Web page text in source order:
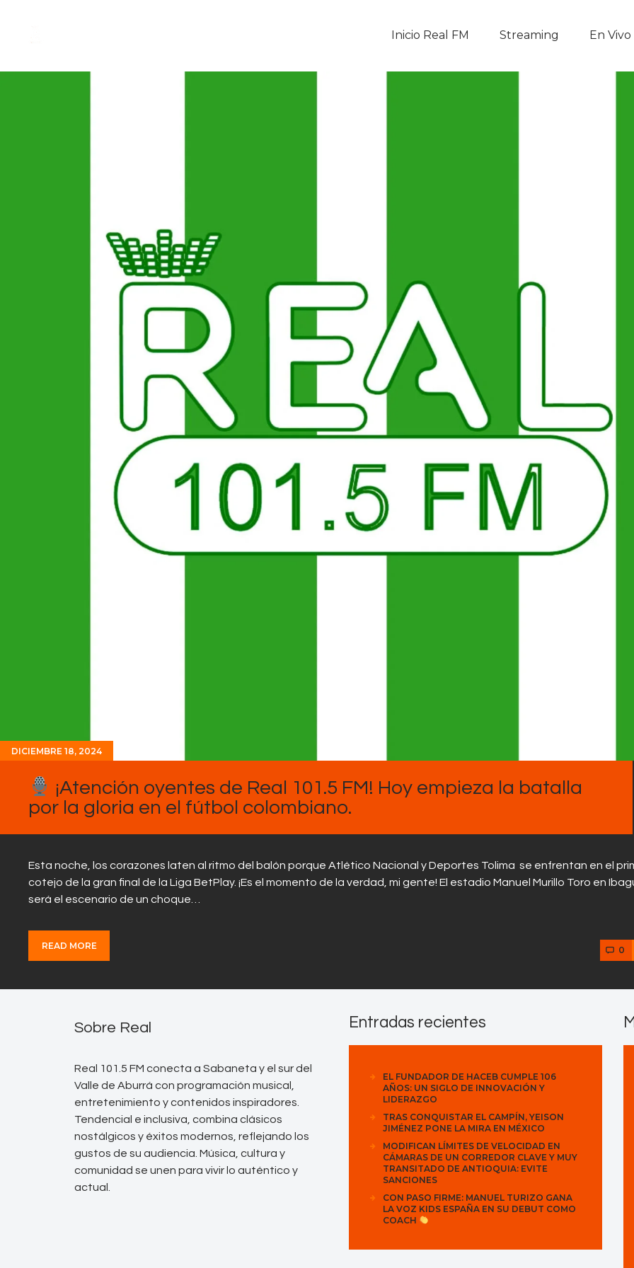
Inicio Real FM Streaming En Vivo
Sobre Nosotros
Contactos
DICIEMBRE 18, 2024
¡Atención oyentes de Real 101.5 FM! Hoy empieza la batalla
por la gloria en el fútbol colombiano.
Esta noche, los corazones laten al ritmo del balón porque Atlético Nacional y Deportes Tolima se enfrentan en el
cotejo de la gran final de la Liga BetPlay. ¡Es el momento de la verdad, mi gente! El estadio Manuel Murillo Toro en
será el escenario de un choque…
READ MORE 0
Sobre Real
Real 101.5 FM conecta a Sabaneta y el sur del
Valle de Aburrá con programación musical,
entretenimiento y contenidos inspiradores.
Tendencial e inclusiva, combina clásicos
nostálgicos y éxitos modernos, reflejando los
gustos de su audiencia. Música, cultura y
comunidad se unen para vivir lo auténtico y
actual.
Entradas recientes
EL FUNDADOR DE HACEB CUMPLE 106
AÑOS: UN SIGLO DE INNOVACIÓN Y
LIDERAZGO
TRAS CONQUISTAR EL CAMPÍN, YEISON
JIMÉNEZ PONE LA MIRA EN MÉXICO
MODIFICAN LÍMITES DE VELOCIDAD EN
CÁMARAS DE UN CORREDOR CLAVE Y MUY
TRANSITADO DE ANTIOQUIA: EVITE
SANCIONES
CON PASO FIRME: MANUEL TURIZO GANA
LA VOZ KIDS ESPAÑA EN SU DEBUT COMO
COACH